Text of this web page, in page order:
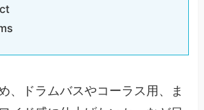
、ドラムバスやコーラス用、ま